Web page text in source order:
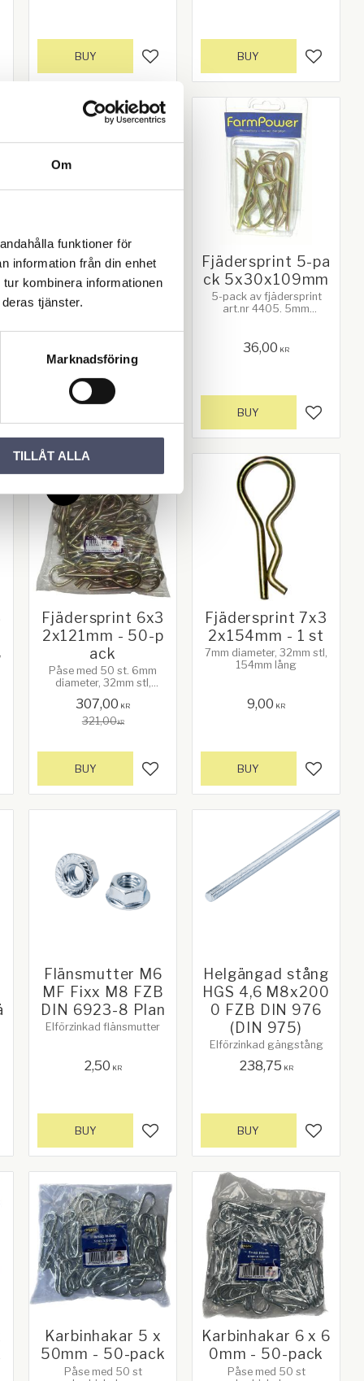
Om
funktioner för
information från din enhet
kombinera informationen
tjänster.
Marknadsföring
TILLÅT ALLA
to favorites Add to favorites
BUY
Add to
BUY
to favorites
Fjädersprint 4x2
6x74mm - 1 st
4mm diameter, 26mm stl,
74mm lång
Add to favorites
Fjädersprint 5-pa
ck 5x30x109mm
5-pack av fjädersprint
art.nr 4405. 5mm
36,00 KR
Add to
BUY
to favorites
Fjädersprint 6x3
2x121mm - 50-p
ack
Påse med 50 st. 6mm
diameter, 32mm stl,
307,00 KR
321,00KR
Add to favorites
BUY
Fjädersprint 7x3
2x154mm - 1 st
7mm diameter, 32mm stl,
154mm lång
9,00 KR
Add to
BUY
to favorites
Flänsmutter M6
MF Fixx M8 FZB
DIN 6923-8 Plan
Elförzinkad flänsmutter
2,50 KR
Add to favorites
BUY
Helgängad stång
HGS 4,6 M8x200
0 FZB DIN 976
(DIN 975)
Elförzinkad gängstång
238,75 KR
Add to
BUY
Karbinhakar 5 x
50mm - 50-pack
Påse med 50 st
Karbinhakar 6 x 6
0mm - 50-pack
Påse med 50 st